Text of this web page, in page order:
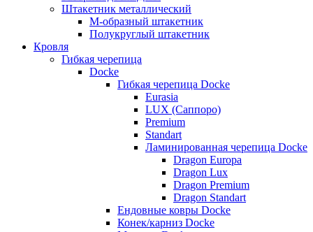
Штакетник металлический
М-образный штакетник
Полукруглый штакетник
Кровля
Гибкая черепица
Docke
Гибкая черепица Docke
Eurasia
LUX (Саппоро)
Premium
Standart
Ламинированная черепица Docke
Dragon Europa
Dragon Lux
Dragon Premium
Dragon Standart
Ендовные ковры Docke
Конек/карниз Docke